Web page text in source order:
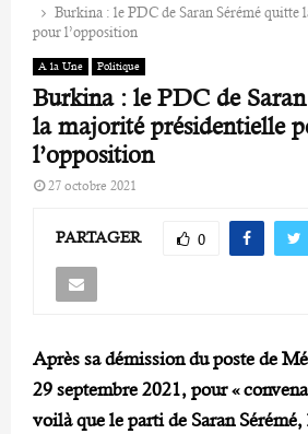
Burkina : le PDC de Saran Sérémé quitte
pour l’opposition
A la Une Politique
Burkina : le PDC de
la majorité présidentielle
l’opposition
27 octobre 2021
PARTAGER 0
Après sa démission du poste de
29 septembre 2021, pour «
voilà que le parti de Saran